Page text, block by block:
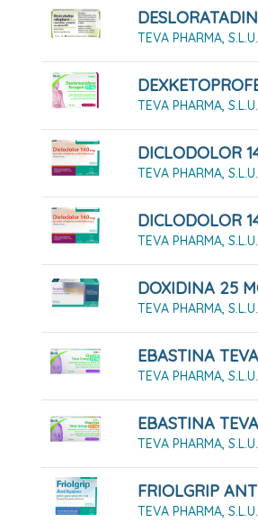
TEVA PHARMA, S.L.U.
TEVA PHARMA, S.L.U.
TEVA PHARMA, S.L.U.
TEVA PHARMA, S.L.U.
TEVA PHARMA, S.L.U.
TEVA PHARMA, S.L.U.
TEVA PHARMA, S.L.U.
TEVA PHARMA, S.L.U.